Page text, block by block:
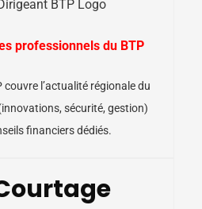
professionnels du BTP
couvre l’actualité régionale du
sécurité, gestion)
financiers dédiés.